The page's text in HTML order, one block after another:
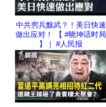
中共穷兵黩武？！美日快速
做出应对！ 【 #晓坤话时局
】｜ #人民报